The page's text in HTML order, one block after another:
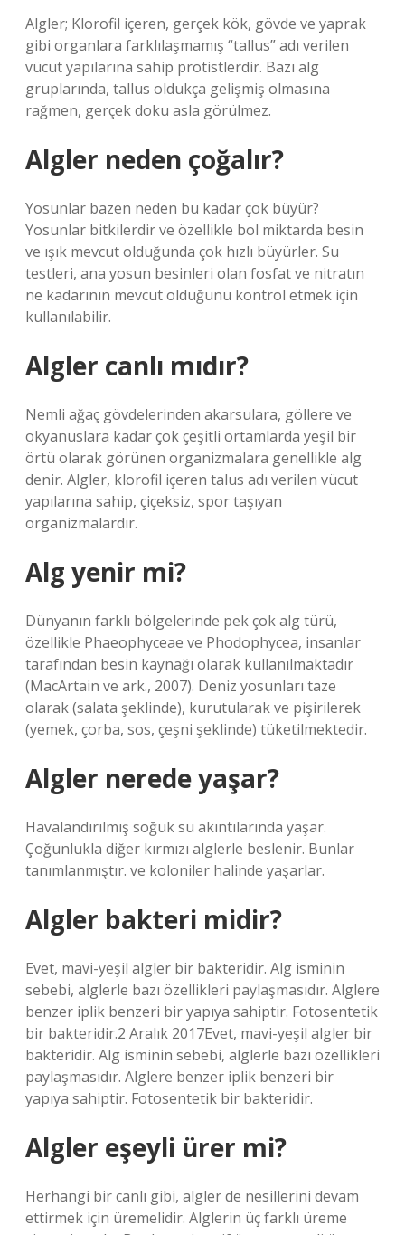
Algler; Klorofil içeren, gerçek kök, gövde ve yaprak
gibi organlara farklılaşmamış “tallus” adı verilen
vücut yapılarına sahip protistlerdir. Bazı alg
gruplarında, tallus oldukça gelişmiş olmasına
rağmen, gerçek doku asla görülmez.
Algler neden çoğalır?
Yosunlar bazen neden bu kadar çok büyür?
Yosunlar bitkilerdir ve özellikle bol miktarda besin
ve ışık mevcut olduğunda çok hızlı büyürler. Su
testleri, ana yosun besinleri olan fosfat ve nitratın
ne kadarının mevcut olduğunu kontrol etmek için
kullanılabilir.
Algler canlı mıdır?
Nemli ağaç gövdelerinden akarsulara, göllere ve
okyanuslara kadar çok çeşitli ortamlarda yeşil bir
örtü olarak görünen organizmalara genellikle alg
denir. Algler, klorofil içeren talus adı verilen vücut
yapılarına sahip, çiçeksiz, spor taşıyan
organizmalardır.
Alg yenir mi?
Dünyanın farklı bölgelerinde pek çok alg türü,
özellikle Phaeophyceae ve Phodophycea, insanlar
tarafından besin kaynağı olarak kullanılmaktadır
(MacArtain ve ark., 2007). Deniz yosunları taze
olarak (salata şeklinde), kurutularak ve pişirilerek
(yemek, çorba, sos, çeşni şeklinde) tüketilmektedir.
Algler nerede yaşar?
Havalandırılmış soğuk su akıntılarında yaşar.
Çoğunlukla diğer kırmızı alglerle beslenir. Bunlar
tanımlanmıştır. ve koloniler halinde yaşarlar.
Algler bakteri midir?
Evet, mavi-yeşil algler bir bakteridir. Alg isminin
sebebi, alglerle bazı özellikleri paylaşmasıdır. Alglere
benzer iplik benzeri bir yapıya sahiptir. Fotosentetik
bir bakteridir.2 Aralık 2017Evet, mavi-yeşil algler bir
bakteridir. Alg isminin sebebi, alglerle bazı özellikleri
paylaşmasıdır. Alglere benzer iplik benzeri bir
yapıya sahiptir. Fotosentetik bir bakteridir.
Algler eşeyli ürer mi?
Herhangi bir canlı gibi, algler de nesillerini devam
ettirmek için üremelidir. Alglerin üç farklı üreme